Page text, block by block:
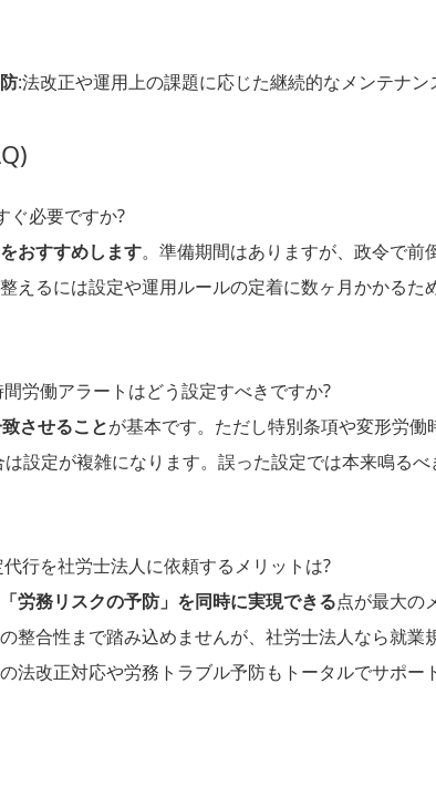
:法改正や運用上の課題に応じた継続的なメンテナン
ぐ必要ですか?
おすすめします。準備期間はありますが、政令で前
えるには設定や運用ルールの定着に数ヶ月かかる
労働アラートはどう設定すべきですか?
させることが基本です。ただし特別条項や変形労
設定が複雑になります。誤った設定では本来鳴る
行を社労士法人に依頼するメリットは?
労務リスクの予防」を同時に実現できる点が最大の
整合性まで踏み込めませんが、社労士法人なら就
法改正対応や労務トラブル予防もトータルでサポー